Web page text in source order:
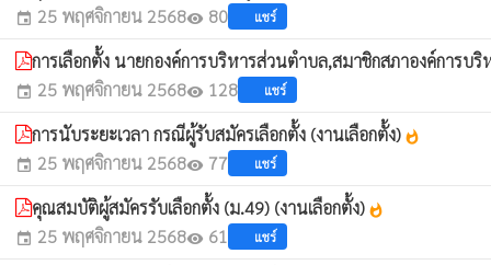
event 25 พฤศจิกายน 2568visibility 80 แชร์
การเลือกตั้ง นายกองค์การบริหารส่วนตำบล,สมาชิกสภาองค์การบ
event 25 พฤศจิกายน 2568visibility 128 แชร์
การนับระยะเวลา กรณีผู้รับสมัครเลือกตั้ง (งานเลือกตั้ง) whatshot
event 25 พฤศจิกายน 2568visibility 77 แชร์
คุณสมบัติผู้สมัครรับเลือกตั้ง (ม.49) (งานเลือกตั้ง) whatshot
event 25 พฤศจิกายน 2568visibility 61 แชร์